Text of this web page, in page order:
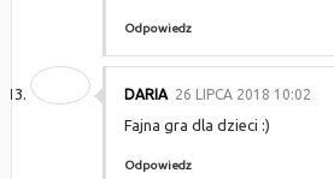
Odpowiedz
DARIA 26 LIPCA 2018 10:02
Fajna gra dla dzieci :)
Odpowiedz